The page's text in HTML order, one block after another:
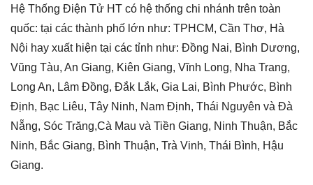
Hệ Thống Điện Tử HT có hệ thống chi nhánh trên toàn
quốc: tại các thành phố lớn như: TPHCM, Cần Thơ, Hà
Nội hay xuất hiện tại các tỉnh như: Đồng Nai, Bình Dương,
Vũng Tàu, An Giang, Kiên Giang, Vĩnh Long, Nha Trang,
Long An, Lâm Đồng, Đắk Lắk, Gia Lai, Bình Phước, Bình
Định, Bạc Liêu, Tây Ninh, Nam Định, Thái Nguyên và Đà
Nẵng, Sóc Trăng,Cà Mau và Tiền Giang, Ninh Thuận, Bắc
Ninh, Bắc Giang, Bình Thuận, Trà Vinh, Thái Bình, Hậu
Giang.